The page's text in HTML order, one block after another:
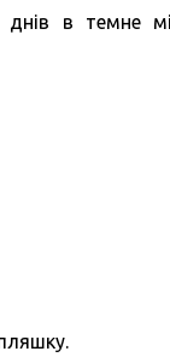
в темне